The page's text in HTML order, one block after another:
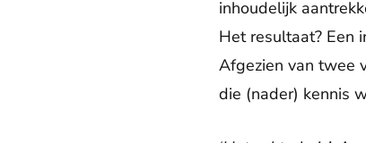
inhoudelijk
Het resultaat? Een
Afgezien van twee
die (nader) kennis